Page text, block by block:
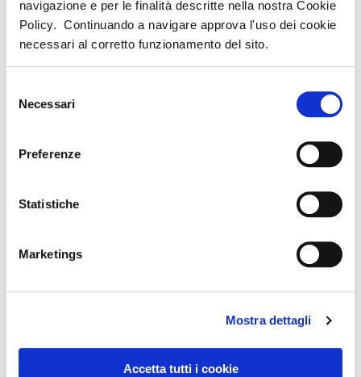
navigazione e per le finalità descritte nella nostra Cookie
Policy. Continuando a navigare approva l'uso dei cookie
necessari al corretto funzionamento del sito.
delNecessari
Preferenze
Statistiche
Marketings
Mostra dettagli
Accetta tutti i cookie
LA NOSTRA
VETRINA
SICILIA
BASILICATA CAMPANIA
MARINA RESORT
VAI ALLA STRUTTURA
MARINA REY EUROVILLAGE
****
Agrustos/Budoni